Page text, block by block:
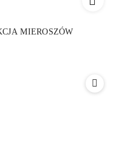
MIEROSZÓW